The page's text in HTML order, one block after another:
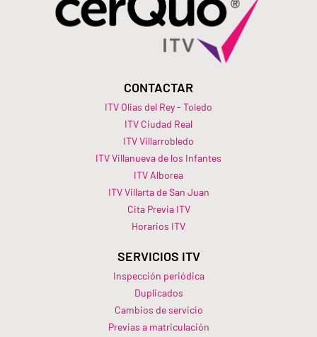
CONTACTAR
ITV Olias del Rey - Toledo
ITV Ciudad Real
ITV Villarrobledo
ITV Villanueva de los Infantes
ITV Alborea
ITV Villarta de San Juan
Cita Previa ITV
Horarios ITV​
SERVICIOS ITV
Inspección periódica
Duplicados
Cambios de servicio
Previas a matriculación